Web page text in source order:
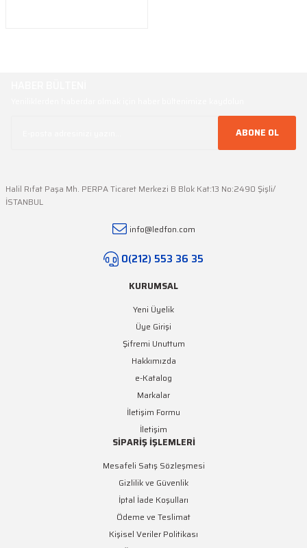
ABONE OL
Halil Rıfat Paşa Mh. PERPA Ticaret Merkezi B Blok Kat:13 No:2490 Şişli/
İSTANBUL
info@ledfon.com
0(212) 553 36 35
KURUMSAL
Yeni Üyelik
Üye Girişi
Şifremi Unuttum
Hakkımızda
e-Katalog
Markalar
İletişim Formu
İletişim
SİPARİŞ İŞLEMLERİ
Mesafeli Satış Sözleşmesi
Gizlilik ve Güvenlik
İptal İade Koşulları
Ödeme ve Teslimat
Kişisel Veriler Politikası